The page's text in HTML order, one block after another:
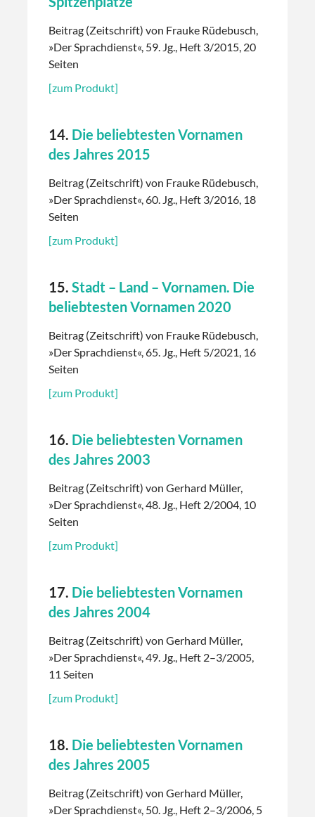
Beitrag (Zeitschrift) von Frauke Rüdebusch,
»Der Sprachdienst«, 59. Jg., Heft 3/2015, 20
Seiten
[zum Produkt]
14. Die beliebtesten Vornamen
des Jahres 2015
Beitrag (Zeitschrift) von Frauke Rüdebusch,
»Der Sprachdienst«, 60. Jg., Heft 3/2016, 18
Seiten
[zum Produkt]
15. Stadt – Land – Vornamen. Die
beliebtesten Vornamen 2020
Beitrag (Zeitschrift) von Frauke Rüdebusch,
»Der Sprachdienst«, 65. Jg., Heft 5/2021, 16
Seiten
[zum Produkt]
16. Die beliebtesten Vornamen
des Jahres 2003
Beitrag (Zeitschrift) von Gerhard Müller,
»Der Sprachdienst«, 48. Jg., Heft 2/2004, 10
Seiten
[zum Produkt]
17. Die beliebtesten Vornamen
des Jahres 2004
Beitrag (Zeitschrift) von Gerhard Müller,
»Der Sprachdienst«, 49. Jg., Heft 2–3/2005,
11 Seiten
[zum Produkt]
18. Die beliebtesten Vornamen
des Jahres 2005
Beitrag (Zeitschrift) von Gerhard Müller,
»Der Sprachdienst«, 50. Jg., Heft 2–3/2006, 5